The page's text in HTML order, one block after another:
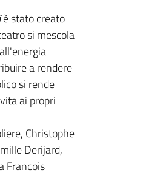
è stato creato
si mescola
a rendere
si rende
ai propri
Christophe
Derijard,
Francois